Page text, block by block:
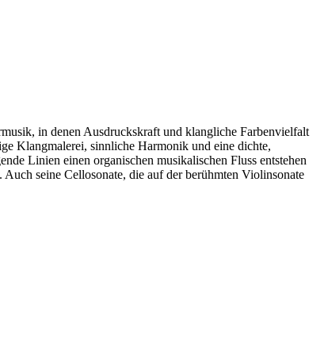
in denen Ausdruckskraft und klangliche Farbenvielfalt
Klangmalerei, sinnliche Harmonik und eine dichte,
Linien einen organischen musikalischen Fluss entstehen
seine Cellosonate, die auf der berühmten Violinsonate